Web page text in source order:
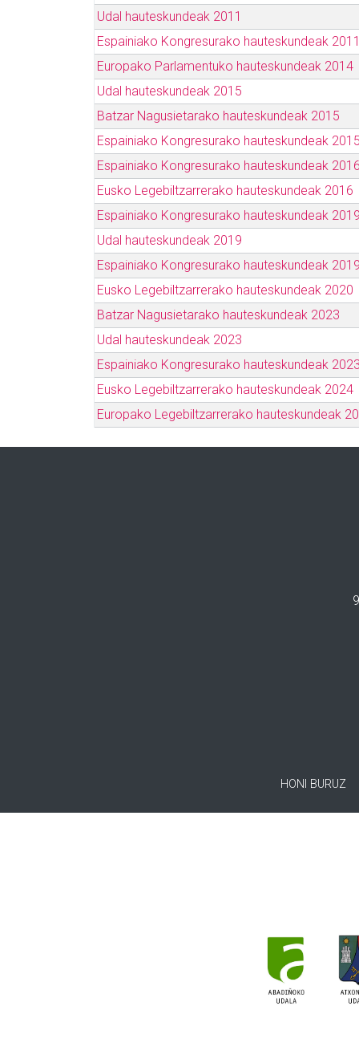
Udal hauteskundeak 2011
Espainiako Kongresurako hauteskundeak 2011
Europako Parlamentuko hauteskundeak 2014
Udal hauteskundeak 2015
Batzar Nagusietarako hauteskundeak 2015
Espainiako Kongresurako hauteskundeak 2015
Espainiako Kongresurako hauteskundeak 2016
Eusko Legebiltzarrerako hauteskundeak 2016
Espainiako Kongresurako hauteskundeak
Udal hauteskundeak 2019
Espainiako Kongresurako hauteskundeak
Eusko Legebiltzarrerako hauteskundeak 2020
Batzar Nagusietarako hauteskundeak 2023
Udal hauteskundeak 2023
Espainiako Kongresurako hauteskundeak 2023
Eusko Legebiltzarrerako hauteskundeak 2024
Europako Legebiltzarrerako hauteskundeak
HONI BURUZ